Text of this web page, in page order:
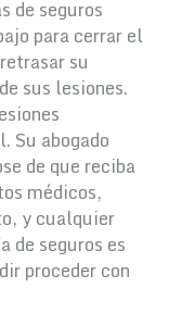
de seguros
para cerrar el
su
sus lesiones.
Su abogado
de que reciba
médicos,
y cualquier
de seguros es
proceder con